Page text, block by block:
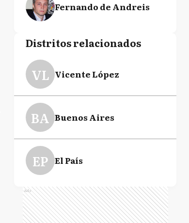
Fernando de Andreis
Distritos relacionados
VL Vicente López
BA Buenos Aires
EP El País
Ads